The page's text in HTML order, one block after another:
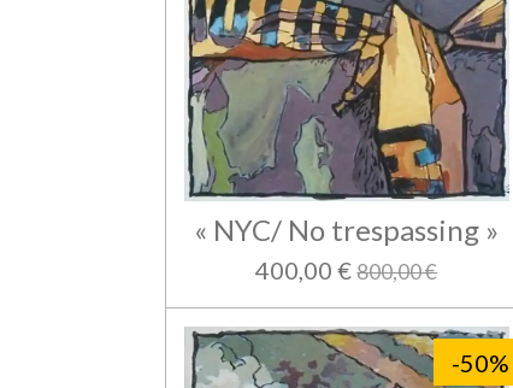
« NYC/ No trespassing »
400,00 € 800,00 €
-50%